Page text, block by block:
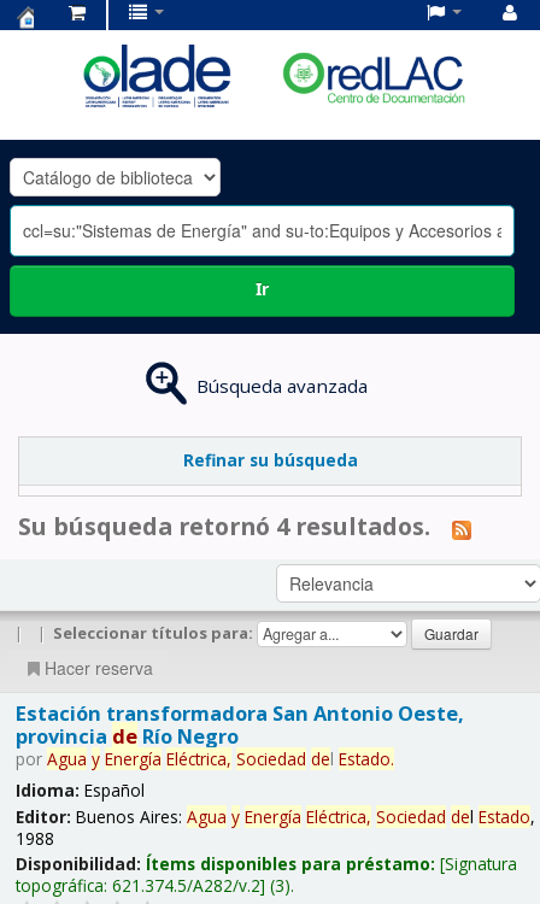
OLADE
-
Ir
Búsqueda avanzada
Refinar su búsqueda
Su búsqueda retornó 4 resultados.
| | Seleccionar títulos para:
Hacer reserva
Estación transformadora San Antonio Oeste,
provincia deRío Negro
por Agua y Energía Eléctrica, Sociedad del Estado.
Idioma: Español
Editor: Buenos Aires: Agua y Energía Eléctrica, Sociedad del Estado,
1988
Disponibilidad: Ítems disponibles para préstamo: Signatura
topográfica: 621.374.5/A282/v.2 (3).